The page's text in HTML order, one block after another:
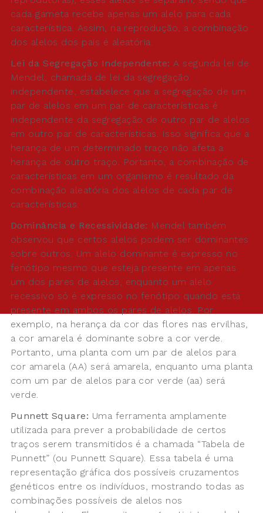
cada gameta recebe apenas um alelo para cada
característica. Assim, na reprodução, a combinação
dos alelos dos pais é aleatória.
Lei da Segregação Independente: A segunda lei de
Mendel, chamada de lei da segregação
independente, estabelece que a segregação de um
par de alelos em um par de características é
independente da segregação de outro par de alelos
em outro par de características. Isso significa que a
herança de um determinado traço não afeta a
herança de outro traço. Portanto, a combinação de
características em um organismo é resultado da
combinação aleatória dos alelos de cada par de
características.
Dominância e Recessividade: Mendel também
observou que certos alelos podem ser dominantes
sobre outros. Um alelo dominante é expresso no
fenótipo mesmo que esteja presente em apenas
um dos pares de alelos, enquanto um alelo
recessivo só é expresso no fenótipo quando está
presente em ambos os pares de alelos. Por
exemplo, na herança da cor das flores nas ervilhas,
a cor amarela é dominante sobre a cor verde.
Portanto, uma planta com um par de alelos para
cor amarela (AA) será amarela, enquanto uma planta
com um par de alelos para cor verde (aa) será
verde.
Punnett Square: Uma ferramenta amplamente
utilizada para prever a probabilidade de certos
traços serem transmitidos é a chamada “Tabela de
Punnett” (ou Punnett Square). Essa tabela é uma
representação gráfica dos possíveis cruzamentos
genéticos entre os indivíduos, mostrando todas as
combinações possíveis de alelos nos